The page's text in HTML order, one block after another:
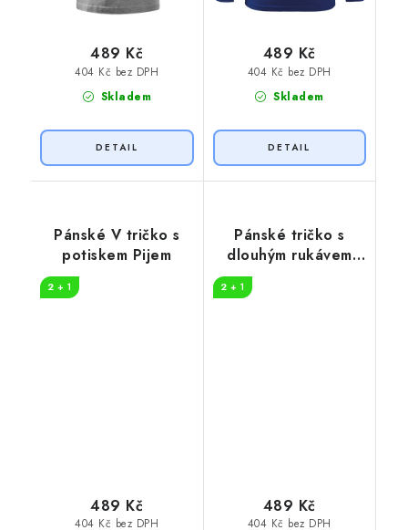
Skladem
404 Kč bez DPH
489 Kč
Skladem
404 Kč bez DPH
489 Kč
Pánské V tričko s
potiskem Pijem
2 + 1
404 Kč bez DPH
489 Kč
Pánské tričko s
dlouhým rukávem
2 + 1
404 Kč bez DPH
489 Kč